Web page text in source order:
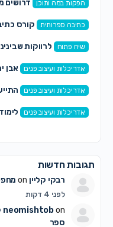
הפקות במה ותוכן דרושים
כתיבה ספרותית קורס
שיח פתוח לרווקות
אדריכלות ועיצוב פנים אבן
אדריכלות ועיצוב פנים
אדריכלות ועיצוב פנים
תגובות חדשות
רבקי קלייןon
לפני 4 דקות
neomishtobon
ספר